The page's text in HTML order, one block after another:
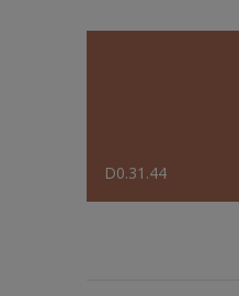
D0.31.44